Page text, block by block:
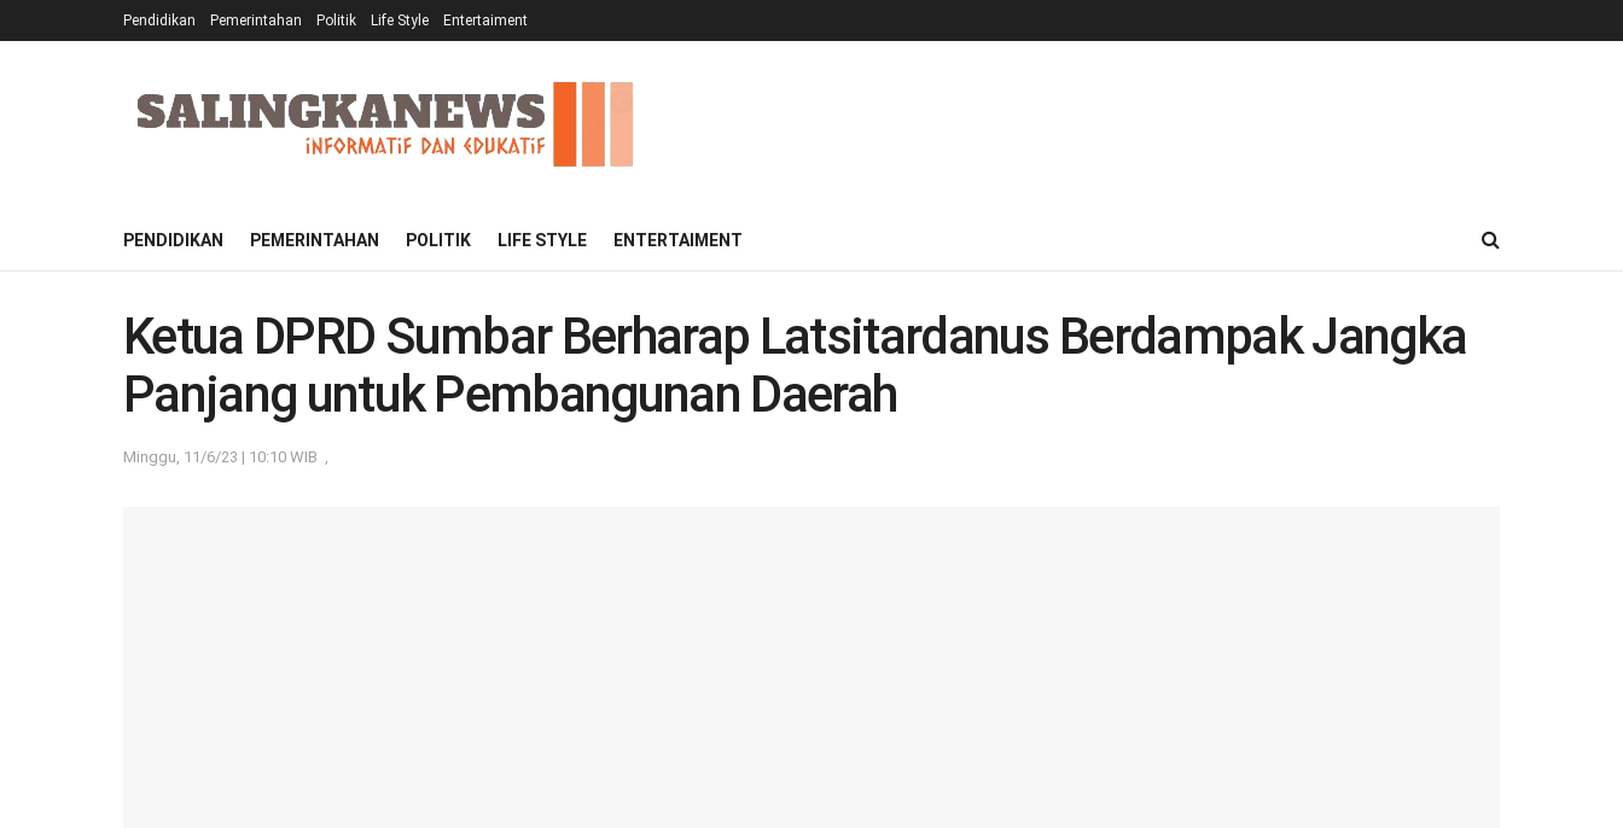
Pendidikan Pemerintahan Politik Life Style Entertaiment
PENDIDIKAN PEMERINTAHAN POLITIK LIFE STYLE ENTERTAIMENT
Ketua DPRD Sumbar Berharap Latsitardanus Berdampak Jangka
Panjang untuk Pembangunan Daerah
Minggu, 11/6/23 | 10:10 WIB